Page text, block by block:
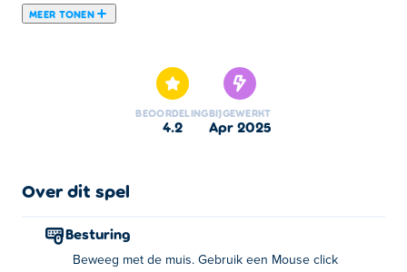
MEER TONEN
vallen en kijk hoe twee bijpassende oogballen
samensmelten tot een grotere, coolere oogbal. Hoe
groter de oogbal, hoe hoger je score! Plan je drops, richt
Hoe speel je Eyes Drop?
Verplaats het item met de muis en klik om het neer te
BEOORDELING
4.2
BIJGEWERKT
apr 2025
Over dit spel
Besturing
Beweeg met de muis. Gebruik een Mouse click